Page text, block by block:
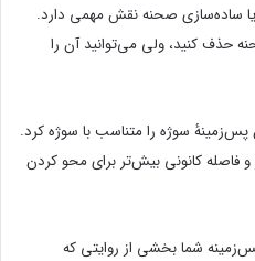
یا ساده‌سازی صحنه نقش مهمی دارد.
حذف کنید، ولی می‌توانید آن را
سوژه را متناسب با سوژه کرد.
و فاصله کانونی بیش‌تر برای محو کردن
شما بخشی از روایتی که